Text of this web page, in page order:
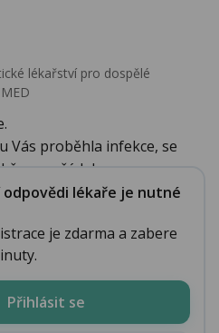
lékařství pro dospělé
Vás proběhla infekce, se
vypořádal. ...
odpovědi lékaře je nutné
je zdarma a zabere
Přihlásit se